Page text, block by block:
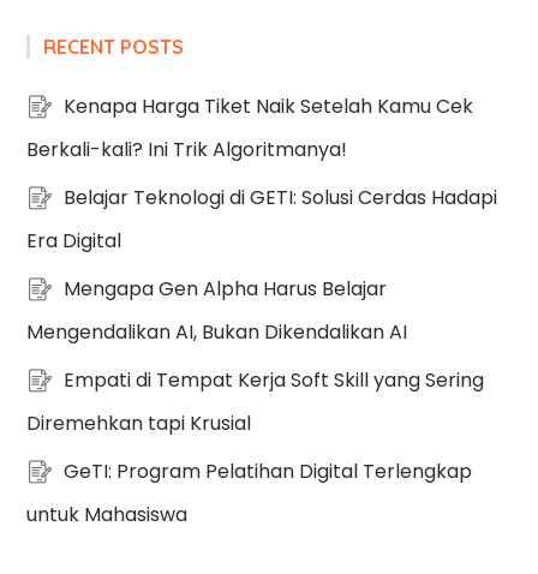
RECENT POSTS
Kenapa Harga Tiket Naik Setelah Kamu Cek
Berkali-kali? Ini Trik Algoritmanya!
Belajar Teknologi di GETI: Solusi Cerdas Hadapi
Era Digital
Mengapa Gen Alpha Harus Belajar
Mengendalikan AI, Bukan Dikendalikan AI
Empati di Tempat Kerja Soft Skill yang Sering
Diremehkan tapi Krusial
GeTI: Program Pelatihan Digital Terlengkap
untuk Mahasiswa